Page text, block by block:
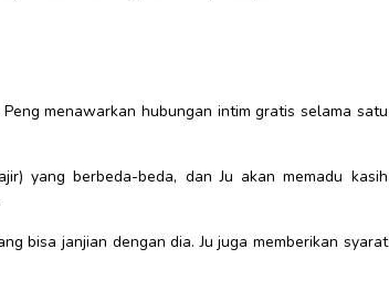
menawarkan hubungan intim gratis selama satu
yang berbeda-beda, dan Ju akan memadu kasih
bisa janjian dengan dia. Ju juga memberikan syarat